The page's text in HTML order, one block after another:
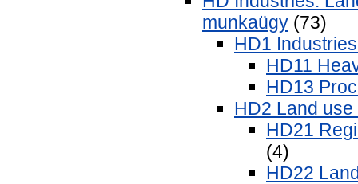
munkaügy (73)
HD1
HD11
HD13
HD2 Land
HD21
(4)
HD22